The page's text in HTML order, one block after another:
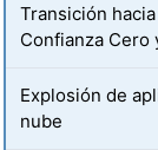
Transición
Confianza Cero
Explosión de
nube